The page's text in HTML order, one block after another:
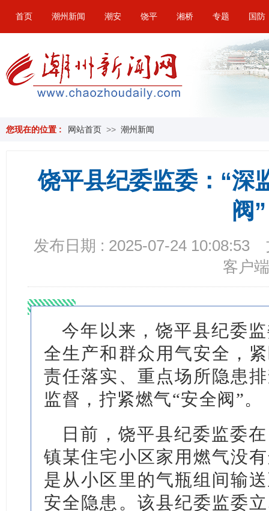
首页 潮州新闻 潮安 饶平 湘桥 专题 国防
您现在的位置 : 网站首页 >> 潮州新闻
饶平县纪委监委：“深
阀”
发布日期 : 2025-07-24 10:08:53
客户端
今年以来，饶平县纪委
全生产和群众用气安全，
责任落实、重点场所隐患
监督，拧紧燃气“安全阀”。
日前，饶平县纪委监委
镇某住宅小区家用燃气没
是从小区里的气瓶组间输
安全隐患。该县纪委监委